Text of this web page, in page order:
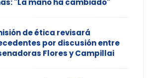
"La mano ha cambiado"
de ética revisará
por discusión entre
Flores y Campillai